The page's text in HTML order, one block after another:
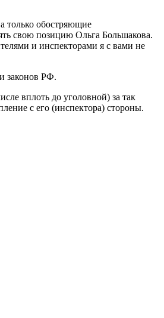
только обостряющие
свою позицию Ольга Большакова.
и инспекторами я с вами не
законов РФ.
вплоть до уголовной) за так
с его (инспектора) стороны.